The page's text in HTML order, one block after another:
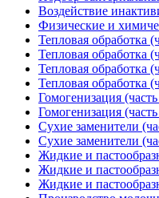
Воздействие
Физические и
Тепловая обработка
Тепловая обработка
Тепловая обработка
Тепловая обработка
Гомогенизация
Гомогенизация
Сухие заменители
Сухие заменители
Жидкие и
Жидкие и
Жидкие и